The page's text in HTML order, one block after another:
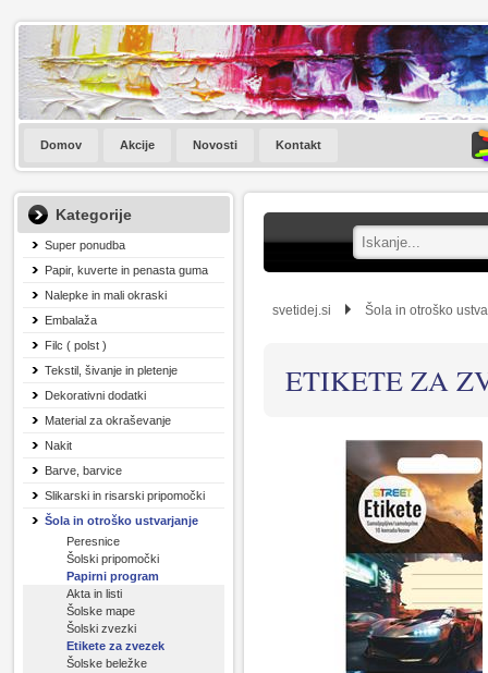
Domov Akcije Novosti Kontakt
Kategorije
Super ponudba
Papir, kuverte in penasta guma
Nalepke in mali okraski
Embalaža
Filc ( polst )
Tekstil, šivanje in pletenje
Dekorativni dodatki
Material za okraševanje
Nakit
Barve, barvice
Slikarski in risarski pripomočki
Šola in otroško ustvarjanje
Peresnice
Šolski pripomočki
Papirni program
Akta in listi
Šolske mape
Šolski zvezki
Etikete za zvezek
Šolske beležke
svetidej.si Šola in otroško
ETIKETE ZA